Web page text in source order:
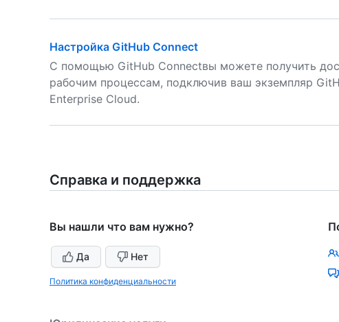
Настройка GitHub Connect
С помощью GitHub Connectвы можете получить
рабочим процессам, подключив ваш экземпляр
Enterprise Cloud.
Справка и поддержка
Вы нашли что вам нужно?
Да Нет
Политика конфиденциальности